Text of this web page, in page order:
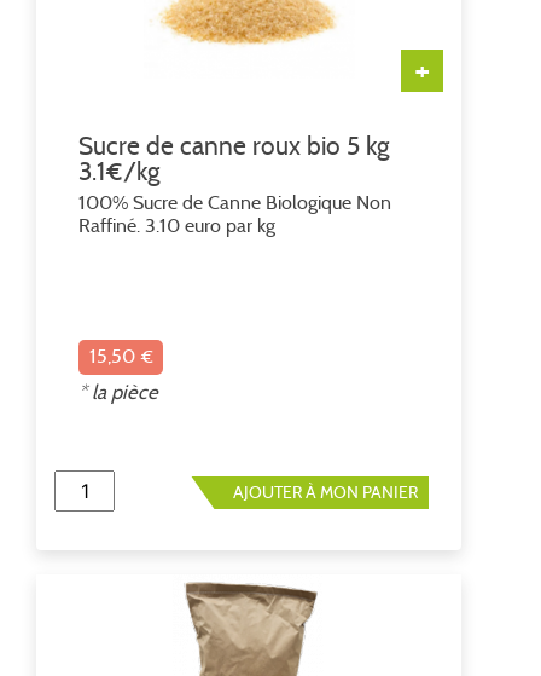
+
Sucre de canne roux bio 5 kg
3.1€/kg
100% Sucre de Canne Biologique Non
Raffiné. 3.10 euro par kg
15,50 €
* la pièce
AJOUTER À MON PANIER